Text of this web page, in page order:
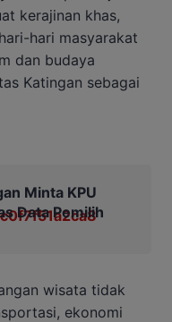
kerajinan khas,
hari masyarakat
dan budaya
Katingan sebagai
Minta KPU
Data Pemilih
wisata tidak
ekonomi